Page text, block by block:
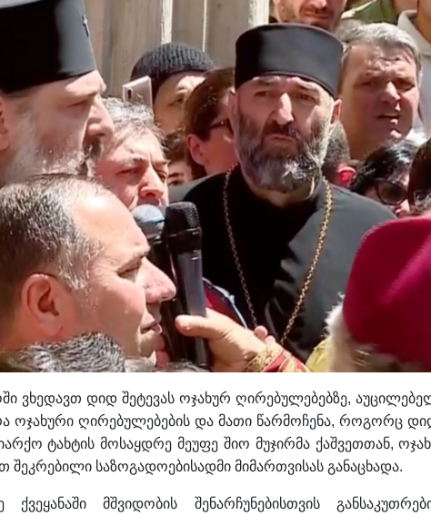
დიდ შეტევას ოჯახურ ღირებულებებზე,
ოჯახური ღირებულებების და მათი წარმოჩენა, როგორც
ტახტის მოსაყდრე მეუფე შიო მუჯირმა ქაშვეთთან,
შეკრებილი საზოგადოებისადმი მიმართვისას განაცხადა.
მშვიდობის შენარჩუნებისთვის